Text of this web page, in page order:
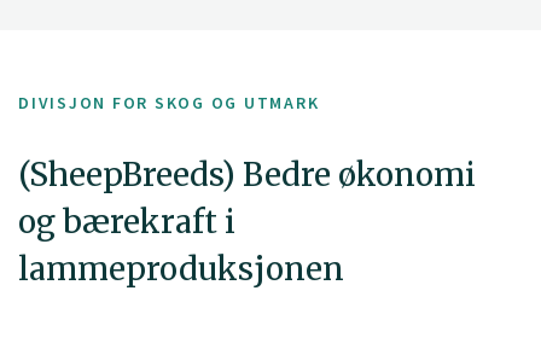
DIVISJON FOR SKOG OG UTMARK
(SheepBreeds) Bedre økonomi
og bærekraft i
lammeproduksjonen